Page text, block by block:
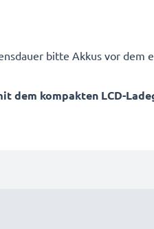
bitte Akkus vor dem
dem kompakten LCD-